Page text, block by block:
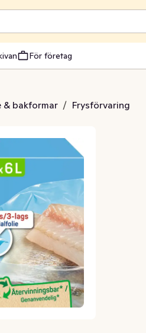
För företag
& bakformar / Frysförvaring